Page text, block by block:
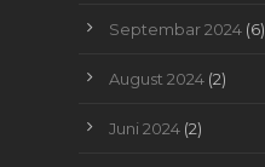
Septembar 2024(6)
August 2024(2)
Juni 2024(2)